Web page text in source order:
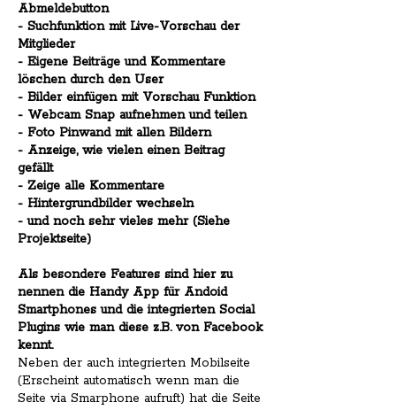
Abmeldebutton
- Suchfunktion mit Live-Vorschau der
Mitglieder
- Eigene Beiträge und Kommentare
löschen durch den User
- Bilder einfügen mit Vorschau Funktion
- Webcam Snap aufnehmen und teilen
- Foto Pinwand mit allen Bildern
- Anzeige, wie vielen einen Beitrag
gefällt
- Zeige alle Kommentare
- Hintergrundbilder wechseln
- und noch sehr vieles mehr (Siehe
Projektseite)
Als besondere Features sind hier zu
nennen die Handy App für Andoid
Smartphones und die integrierten Social
Plugins wie man diese z.B. von Facebook
kennt.
Neben der auch integrierten Mobilseite
(Erscheint automatisch wenn man die
Seite via Smarphone aufruft) hat die Seite